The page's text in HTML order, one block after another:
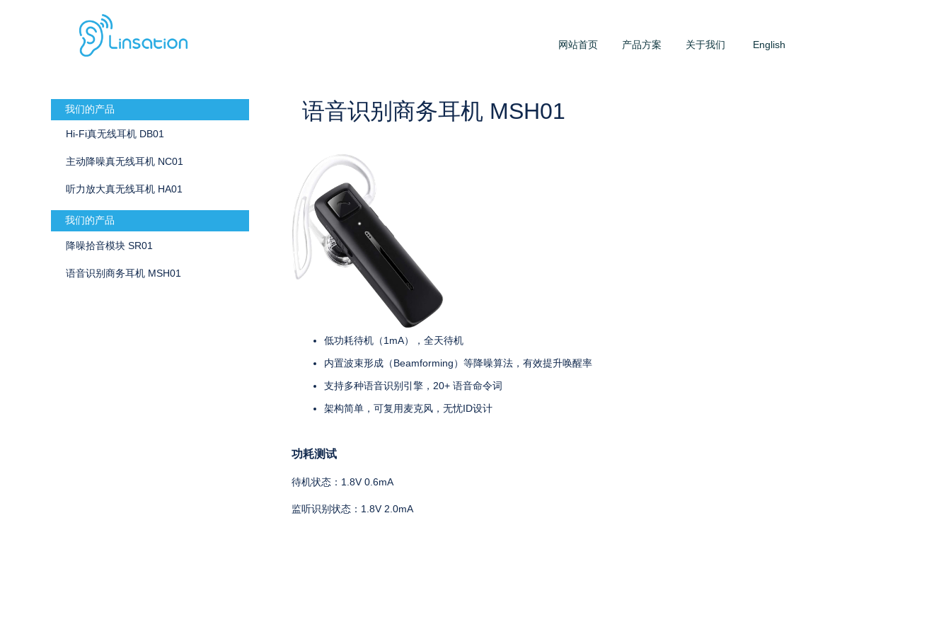
我们的产品
我们的产品
Hi-Fi真无线耳机 DB01
主动降噪真无线耳机 NC01
听力放大真无线耳机 HA01
降噪拾音模块 SR01
语音识别商务耳机 MSH01
语音识别商务耳机 MSH01
低功耗待机（1mA），全天待机
内置波束形成（Beamforming）等降噪算法，有效提升唤醒率
支持多种语音识别引擎， 20+ 语音命令词
架构简单，可复用麦克风，无忧ID设计
功耗测试
待机状态： 1.8V0.6mA
监听识别状态： 1.8V2.0mA
网站首页 产品方案 关于我们 English